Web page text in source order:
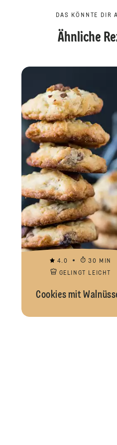
DAS KÖNNTE DIR
Ähnliche
4.0
30 MIN
GELINGT LEICHT
Cookies mit